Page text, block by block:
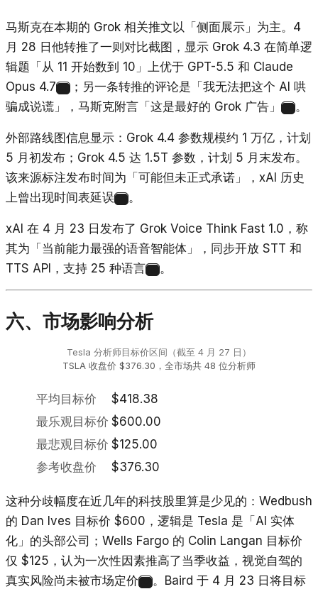
马斯克在本期的 Grok 相关推文以「侧面展示」为主。4
月 28 日他转推了一则对比截图，显示 Grok 4.3 在简单逻
辑题「从 11 开始数到 10」上优于 GPT-5.5 和 Claude
Opus 4.7
；另一条转推的评论是「我无法把这个 AI 哄
骗成说谎」，马斯克附言「这是最好的 Grok 广告」
。
外部路线图信息显示：Grok 4.4 参数规模约 1 万亿，计划
5 月初发布；Grok 4.5 达 1.5T 参数，计划 5 月末发布。
该来源标注发布时间为「可能但未正式承诺」，xAI 历史
上曾出现时间表延误
。
xAI 在 4 月 23 日发布了 Grok Voice Think Fast 1.0，称
其为「当前能力最强的语音智能体」，同步开放 STT 和
TTS API，支持 25 种语言
。
六、市场影响分析
Tesla 分析师目标价区间（截至 4 月 27 日）
TSLA 收盘价 $376.30，全市场共 48 位分析师
平均目标价
$418.38
最乐观目标价 $600.00
最悲观目标价 $125.00
参考收盘价
$376.30
这种分歧幅度在近几年的科技股里算是少见的：Wedbush
的 Dan Ives 目标价 $600，逻辑是 Tesla 是「AI 实体
化」的头部公司；Wells Fargo 的 Colin Langan 目标价
仅 $125，认为一次性因素推高了当季收益，视觉自驾的
真实风险尚未被市场定价
。Baird 于 4 月 23 日将目标